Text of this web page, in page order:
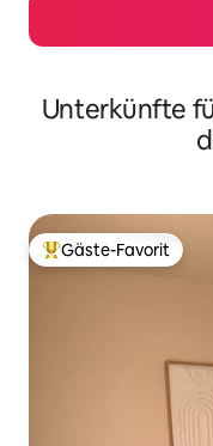
Unterkünfte
Beliebter Gäste-
Gäste-Favorit